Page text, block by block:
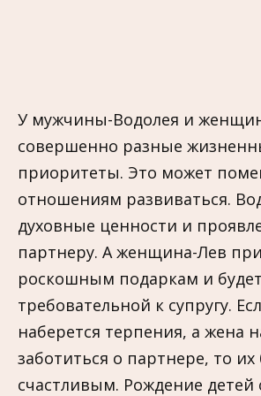
У мужчины-Водолея и
совершенно разные
приоритеты. Это может
отношениям развиваться.
духовные ценности и
партнеру. А женщина-Лев
роскошным подаркам и
требовательной к супругу.
наберется терпения, а жена
заботиться о партнере, то их
счастливым. Рождение детей